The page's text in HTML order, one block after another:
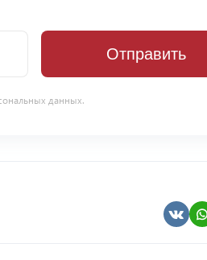
Отправить
данных.